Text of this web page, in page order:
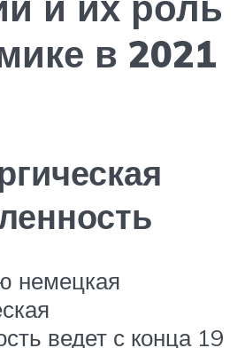
в 2021
немецкая
ведет с конца 19